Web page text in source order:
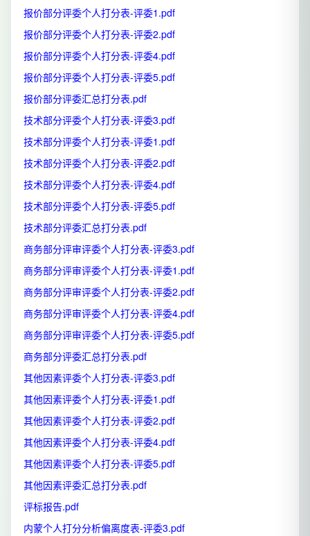
报价部分评委个人打分表-评委1.pdf
报价部分评委个人打分表-评委2.pdf
报价部分评委个人打分表-评委4.pdf
报价部分评委个人打分表-评委5.pdf
报价部分评委汇总打分表.pdf
技术部分评委个人打分表-评委3.pdf
技术部分评委个人打分表-评委1.pdf
技术部分评委个人打分表-评委2.pdf
技术部分评委个人打分表-评委4.pdf
技术部分评委个人打分表-评委5.pdf
技术部分评委汇总打分表.pdf
商务部分评审评委个人打分表-评委3.pdf
商务部分评审评委个人打分表-评委1.pdf
商务部分评审评委个人打分表-评委2.pdf
商务部分评审评委个人打分表-评委4.pdf
商务部分评审评委个人打分表-评委5.pdf
商务部分评委汇总打分表.pdf
其他因素评委个人打分表-评委3.pdf
其他因素评委个人打分表-评委1.pdf
其他因素评委个人打分表-评委2.pdf
其他因素评委个人打分表-评委4.pdf
其他因素评委个人打分表-评委5.pdf
其他因素评委汇总打分表.pdf
评标报告.pdf
内蒙个人打分分析偏离度表-评委3.pdf